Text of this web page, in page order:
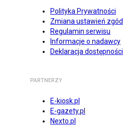
Polityka Prywatności
Zmiana ustawień zgód
Regulamin serwisu
Informacje o nadawcy
Deklaracja dostępności
PARTNERZY
E-kiosk.pl
E-gazety.pl
Nexto.pl